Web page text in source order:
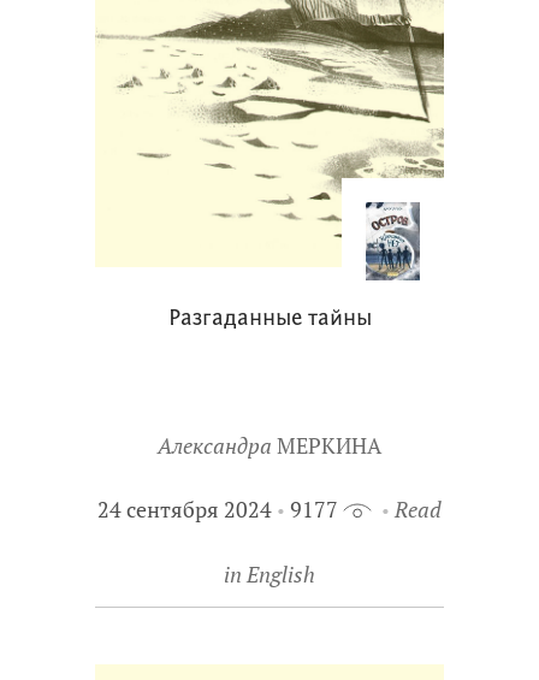
Разгаданные тайны
Александра МЕРКИНА
24 сентября 2024 9177 Read
in English